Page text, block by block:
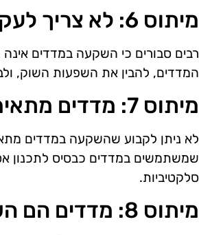
מיתוס 6: לא צריך לעקוב אחרי מדדים
רבים סבורים כי השקעה במדדים
המדדים, להבין את השפעות השוק,
מיתוס 7: מדדים מתאימים רק למשקיעים פסיביים
לא ניתן לקבוע שהשקעה במדדים
שמשתמשים במדדים כבסיס לתכנון
סלקטיביות.
מיתוס 8: מדדים הם השקעה קצרה טווח